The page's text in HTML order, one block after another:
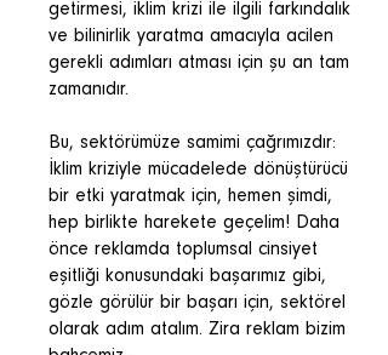
getirmesi, iklim krizi ile ilgili farkındalık
ve bilinirlik yaratma amacıyla acilen
gerekli adımları atması için şu an tam
zamanıdır.
Bu, sektörümüze samimi çağrımızdır:
İklim kriziyle mücadelede dönüştürücü
bir etki yaratmak için, hemen şimdi,
hep birlikte harekete geçelim! Daha
önce reklamda toplumsal cinsiyet
eşitliği konusundaki başarımız gibi,
gözle görülür bir başarı için, sektörel
olarak adım atalım. Zira reklam bizim